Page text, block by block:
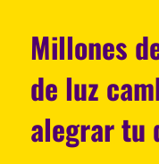
Millones
de luz
alegrar tu